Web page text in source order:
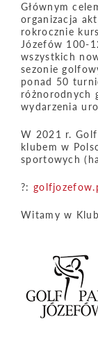
Głównym
organizacja
rokrocznie
Józefów 100-
wszystkich
sezonie
ponad 50
różnorodnych
wydarzenia
W 2021 r. Golf
klubem w
sportowych
?:
Witamy w